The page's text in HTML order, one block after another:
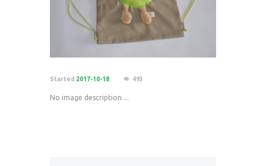
Started 2017-10-18 493
No image description ...